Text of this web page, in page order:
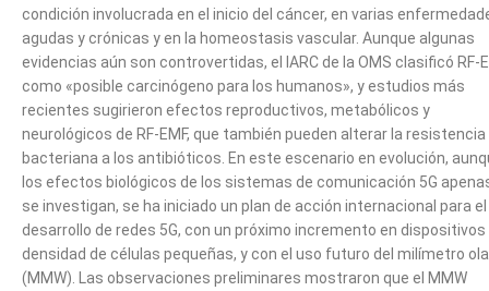
condición involucrada en el inicio del cáncer, en varias
agudas y crónicas y en la homeostasis vascular. Aunque algunas
evidencias aún son controvertidas, el IARC de la OMS clasificó RF-
como «posible carcinógeno para los humanos», y estudios más
recientes sugirieron efectos reproductivos, metabólicos y
neurológicos de RF-EMF, que también pueden alterar la resistencia
bacteriana a los antibióticos. En este escenario en evolución,
los efectos biológicos de los sistemas de comunicación 5G
se investigan, se ha iniciado un plan de acción internacional para el
desarrollo de redes 5G, con un próximo incremento en dispositivos
densidad de células pequeñas, y con el uso futuro del milímetro
(MMW). Las observaciones preliminares mostraron que el MMW